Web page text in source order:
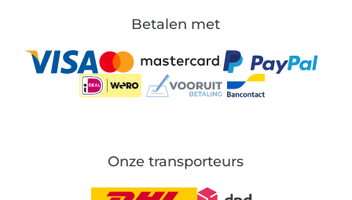
Betalen met
Onze transporteurs